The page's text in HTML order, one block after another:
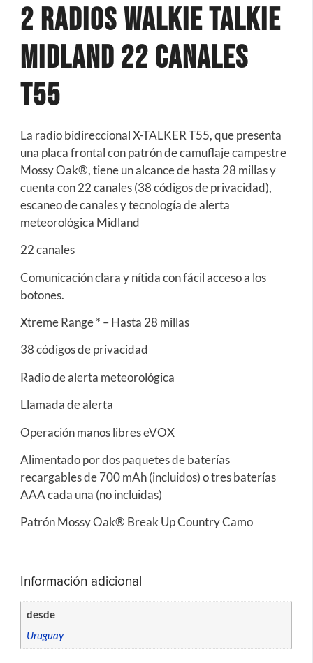
2 Radios Walkie Talkie
Midland 22 Canales
T55
La radio bidireccional X-TALKER T55, que presenta
una placa frontal con patrón de camuflaje campestre
Mossy Oak®, tiene un alcance de hasta 28 millas y
cuenta con 22 canales (38 códigos de privacidad),
escaneo de canales y tecnología de alerta
meteorológica Midland
22 canales
Comunicación clara y nítida con fácil acceso a los
botones.
Xtreme Range * – Hasta 28 millas
38 códigos de privacidad
Radio de alerta meteorológica
Llamada de alerta
Operación manos libres eVOX
Alimentado por dos paquetes de baterías
recargables de 700 mAh (incluidos) o tres baterías
AAA cada una (no incluidas)
Patrón Mossy Oak® Break Up Country Camo
Información adicional
desde
Uruguay